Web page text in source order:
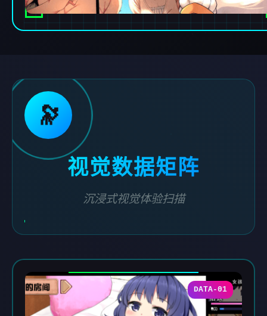
🔭
视觉数据矩阵
沉浸式视觉体验扫描
DATA-01